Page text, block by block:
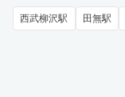
西武柳沢駅 田無駅